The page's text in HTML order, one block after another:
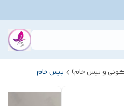
و بیس خام) بیس خام